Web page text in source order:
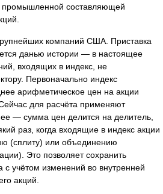
промышленной составляющей
компаний США. Приставка
данью истории — в настоящее
входящих в индекс, не
Первоначально индекс
арифметическое цен на акции
для расчёта применяют
— сумма цен делится на делитель,
раз, когда входящие в индекс акции
(сплиту) или объединению
Это позволяет сохранить
с учётом изменений во внутренней
акций.